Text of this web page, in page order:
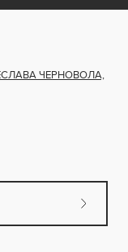
ЧЕРНОВОЛА,